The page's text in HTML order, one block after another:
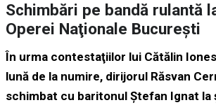
Schimbări pe bandă rulantă
Operei Naţionale Bucureşti
În urma contestaţiilor lui Cătălin
lună de la numire, dirijorul Răsvan
schimbat cu baritonul Ştefan Ignat la